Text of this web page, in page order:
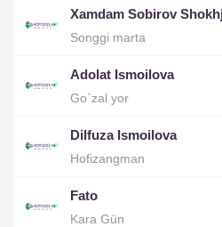
Songgi marta
Adolat Ismoilova
Go`zal yor
Dilfuza Ismoilova
Hofizangman
Fato
Kara Gün